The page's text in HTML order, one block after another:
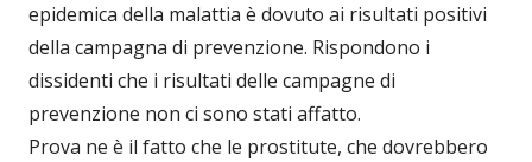
epidemica della malattia è dovuto ai risultati positivi
della campagna di prevenzione. Rispondono i
dissidenti che i risultati delle campagne di
prevenzione non ci sono stati affatto.
Prova ne è il fatto che le prostitute, che dovrebbero